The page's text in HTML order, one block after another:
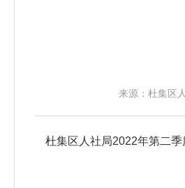
来源：杜集
杜集区人社局2022年第二季